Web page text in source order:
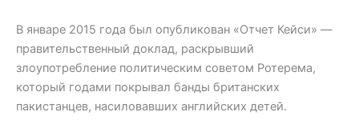
В январе 2015 года был опубликован «Отчет Кейси» —
правительственный доклад, раскрывший
злоупотребление политическим советом Ротерема,
который годами покрывал банды британских
пакистанцев, насиловавших английских детей.